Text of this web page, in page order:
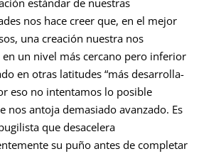
nos hace creer que, en el me­jor
una creación nuestra nos
en un nivel más cercano pero in­ferior
en otras latitudes “más desarrolla­
eso no intentamos lo posible
nos antoja demasiado avanzado. Es
que desacelera
su puño antes de completar